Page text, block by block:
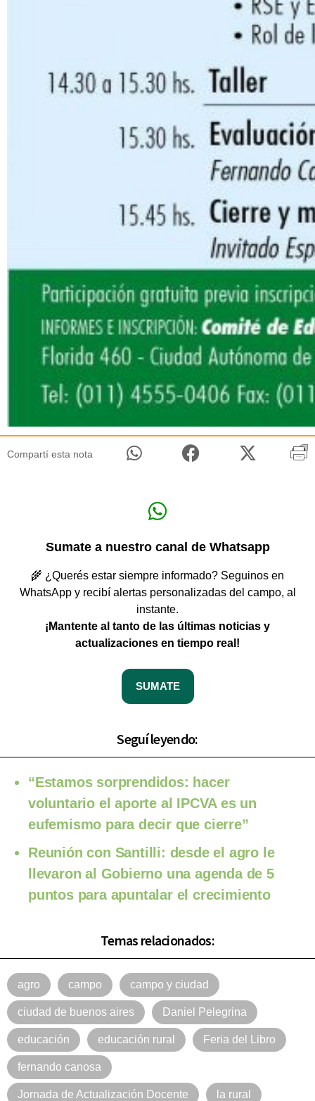
Compartí esta nota
Sumate a nuestro canal de Whatsapp
🌾 ¿Querés estar siempre informado? Seguinos en
WhatsApp y recibí alertas personalizadas del campo, al
instante.
¡Mantente al tanto de las últimas noticias y
actualizaciones en tiempo real!
SUMATE
Seguí leyendo:
“Estamos sorprendidos: hacer
voluntario el aporte al IPCVA es un
eufemismo para decir que cierre”
Reunión con Santilli: desde el agro le
llevaron al Gobierno una agenda de 5
puntos para apuntalar el crecimiento
Temas relacionados:
agro campo campo y ciudad
ciudad de buenos aires Daniel Pelegrina
educación educación rural Feria del Libro
fernando canosa
Jornada de Actualización Docente la rural